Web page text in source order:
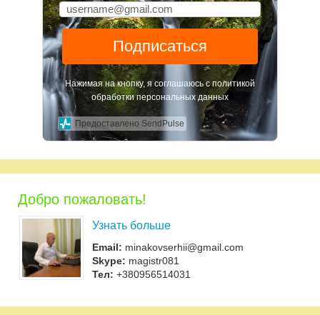
Подписаться
Нажимая на кнопку, я соглашаюсь с политикой
обработки персональных данных
Предоставлено SendPulse
Добро пожаловать!
Узнать больше
Email: minakovserhii@gmail.com
Skype: magistr081
Тел: +380956514031